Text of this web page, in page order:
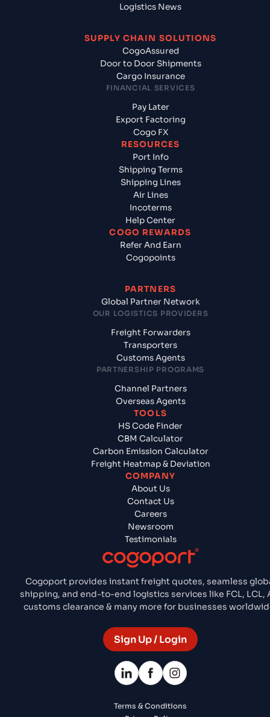
Cogoport provides instant freight quotes, seamless
shipping, and end-to-end logistics services like FCL, LCL,
customs clearance & many more for businesses
Sign Up / Login
Logistics News
SUPPLY CHAIN SOLUTIONS
CogoAssured
Door to Door Shipments
Cargo Insurance
FINANCIAL SERVICES
Pay Later
Export Factoring
Cogo FX
RESOURCES
Port Info
Shipping Terms
Shipping Lines
Air Lines
Incoterms
Help Center
COGO REWARDS
Refer And Earn
Cogopoints
PARTNERS
Global Partner Network
OUR LOGISTICS PROVIDERS
Freight Forwarders
Transporters
Customs Agents
PARTNERSHIP PROGRAMS
Channel Partners
Overseas Agents
TOOLS
HS Code Finder
CBM Calculator
Carbon Emission Calculator
Freight Heatmap & Deviation
COMPANY
About Us
Contact Us
Careers
Newsroom
Testimonials
Terms & Conditions